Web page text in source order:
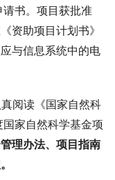
请书。项目获批准
资助项目计划书》
与信息系统中的电
阅读《国家自然科
家自然科学基金项
理办法、项目指南